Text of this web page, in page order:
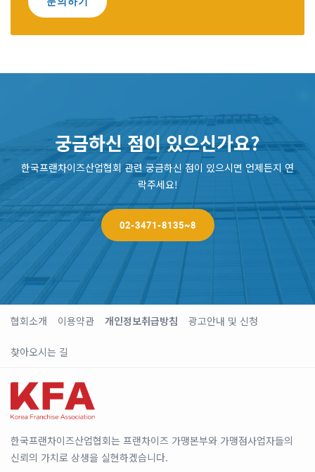
궁금하신 점이 있으신가요?
한국프랜차이즈산업협회 관련 궁금하신 점이 있으시면 언제든지 연
락주세요!
02-3471-8135~8
협회소개 이용약관 개인정보취급방침 광고안내 및 신청
찾아오시는 길
한국프랜차이즈산업협회는 프랜차이즈 가맹본부와 가맹점사업자들의
신뢰의 가치로 상생을 실현하겠습니다.